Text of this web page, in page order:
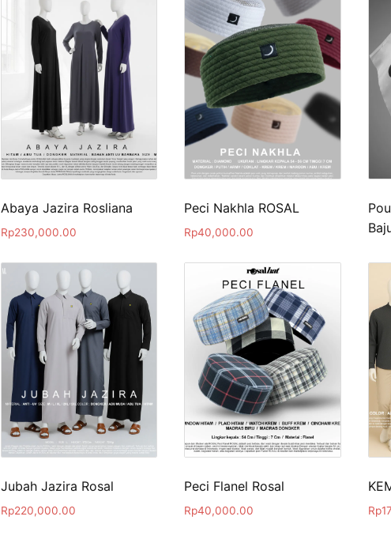
Abaya Jazira Rosliana
Rp230,000.00
Peci Nakhla ROSAL
Rp40,000.00
Jubah Jazira Rosal
Rp220,000.00
Peci Flanel Rosal
Rp40,000.00 Rp